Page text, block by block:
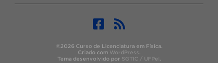
©2026 Curso de Licenciatura em Física.
Criado com WordPress.
Tema desenvolvido por SGTIC / UFPel.